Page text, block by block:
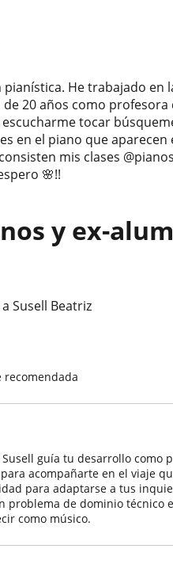
He trabajado en
20 años como profesora
tocar
en el piano que
mis clases
🌸!!
y ex-
Susell Beatriz
recomendada
guía tu desarrollo como
acompañarte en el viaje
para adaptarse a tus
de dominio técnico
como músico.